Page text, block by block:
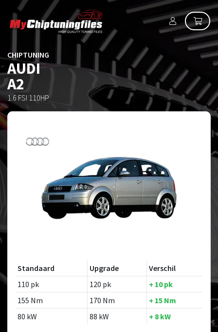
CHIPTUNING
AUDI
A2
1.6 FSI 110HP
Standaard Upgrade
Verschil
110 pk
120 pk
+ 10 pk
155 Nm
170 Nm
+ 15 Nm
80 kW
88 kW + 8 kW